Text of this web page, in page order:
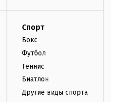
Спорт
Бокс
Футбол
Теннис
Биатлон
Другие виды спорта